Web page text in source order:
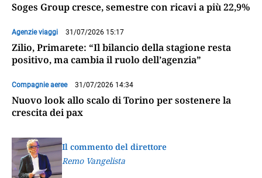
Soges Group cresce, semestre con ricavi a più 22,9%
Agenzie viaggi 31/07/2026 15:17
Zilio, Primarete: “Il bilancio della stagione resta
positivo, ma cambia il ruolo dell’agenzia”
Compagnie aeree 31/07/2026 14:34
Nuovo look allo scalo di Torino per sostenere la
crescita dei pax
Il commento del direttore
Remo Vangelista